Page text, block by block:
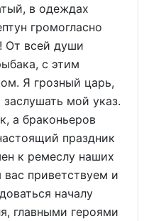
в одеждах
громогласно
От всей души
с этим
Я грозный царь,
мой указ.
а браконьеров
праздник
к ремеслу наших
приветствуем и
началу
главными героями